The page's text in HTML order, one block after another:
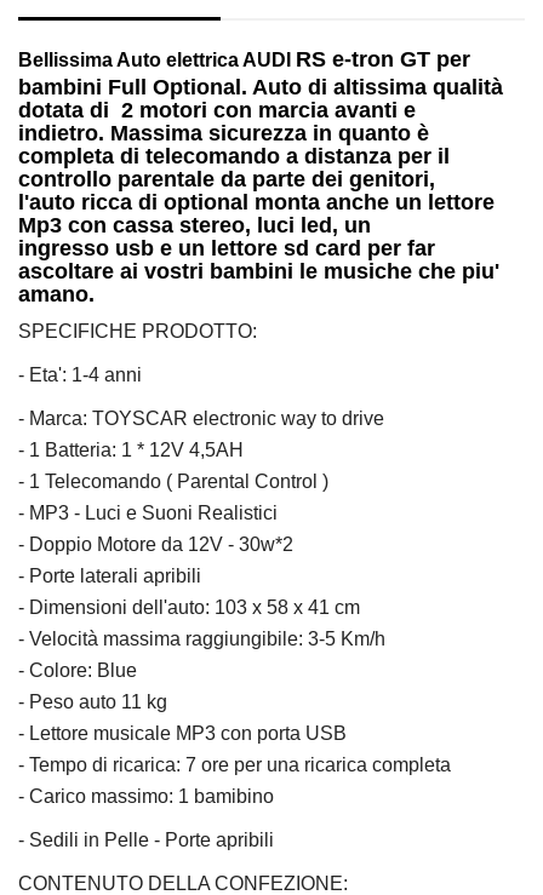
BellissimaAuto elettrica AUDI RS e-tron GT per
bambini Full Optional. Auto di altissima qualità
dotata di 2 motori con marcia avanti e
indietro. Massima sicurezza in quanto è
completa di telecomando a distanza per il
controllo parentale da parte dei genitori,
l'auto ricca di optional monta anche un lettore
Mp3 con cassa stereo, luci led, un
ingresso usb e un lettore sd card per far
ascoltare ai vostri bambini le musiche che piu'
amano.
SPECIFICHE PRODOTTO:
- Eta': 1-4 anni
- Marca: TOYSCAR electronic way to drive
- 1 Batteria: 1 * 12V 4,5AH
- 1 Telecomando ( Parental Control )
- MP3 - Luci e Suoni Realistici
- Doppio Motore da 12V - 30w*2
- Porte laterali apribili
- Dimensioni dell'auto: 103 x 58 x 41 cm
- Velocità massima raggiungibile: 3-5 Km/h
- Colore: Blue
- Peso auto 11 kg
- Lettore musicale MP3 con porta USB
- Tempo di ricarica: 7 ore per una ricarica completa
- Carico massimo: 1 bamibino
- Sedili in Pelle - Porte apribili
CONTENUTO DELLA CONFEZIONE: